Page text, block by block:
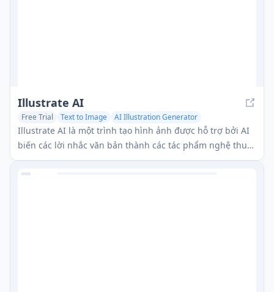
Illustrate AI
Free Trial Text to Image
AI Illustration Generator
AI Photo & Image Generator
Illustrate AI là một trình tạo hình ảnh được hỗ trợ bởi AI
biến các lời nhắc văn bản thành các tác phẩm nghệ thuật
kỹ thuật số chất lượng cao với giấy phép thương mại đi
kèm.